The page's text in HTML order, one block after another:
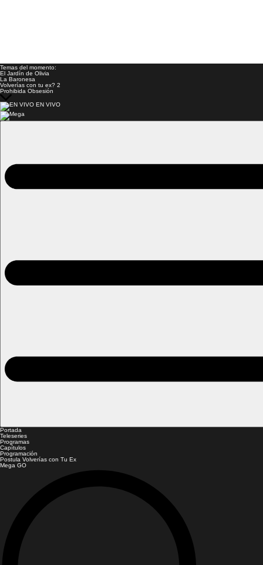
Temas del momento:
El Jardín de Olivia
La Baronesa
Volverías con tu ex? 2
Prohibida Obsesión
EN VIVO
Portada
Teleseries
Programas
Capítulos
Programación
Postula Volverías con Tu Ex
Mega GO